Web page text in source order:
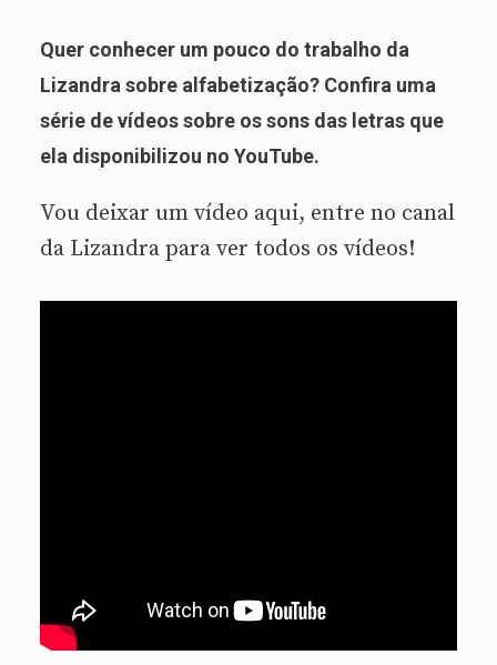
Quer conhecer um pouco do trabalho da
Lizandra sobre alfabetização? Confira uma
série de vídeos sobre os sons das letras que
ela disponibilizou no YouTube.
Vou deixar um vídeo aqui, entre no canal
da Lizandra para ver todos os vídeos!